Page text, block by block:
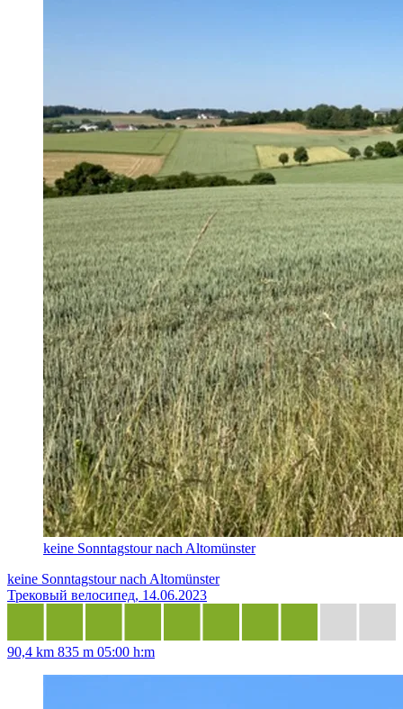
keine Sonntagstour nach Altomünster
keine Sonntagstour nach Altomünster
Трековый велосипед, 14.06.2023
90,4 km 835 m 05:00 h:m